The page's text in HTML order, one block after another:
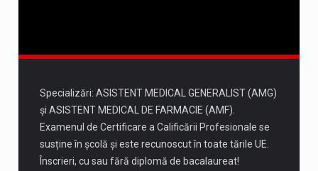
Specializări: ASISTENT MEDICAL GENERALIST (AMG)
și ASISTENT MEDICAL DE FARMACIE (AMF).
Examenul de Certificare a Calificării Profesionale se
susține în școlă și este recunoscut în toate tările UE.
Înscrieri, cu sau fără diplomă de bacalaureat!